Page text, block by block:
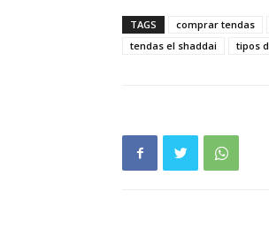
TAGS comprar tendas
tendas el shaddai
tipos